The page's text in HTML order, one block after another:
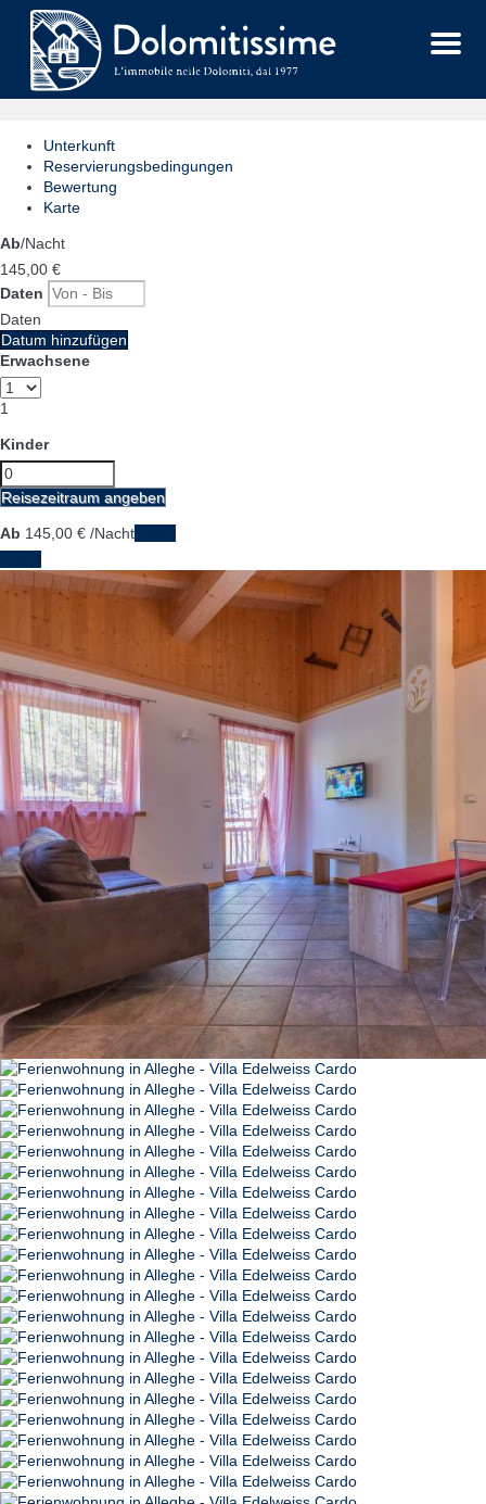
Menu
Unterkunft
Reservierungsbedingungen
Bewertung
Karte
Ab/Nacht
145, 00 €
Daten
Daten
Datum hinzufügen
Erwachsene
1
Kinder
Reisezeitraum angeben
Ab 145, 00 € /Nacht